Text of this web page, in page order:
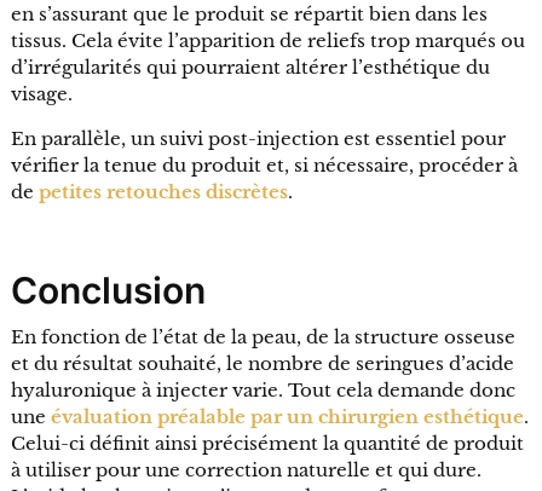
en s’assurant que le produit se répartit bien dans les
tissus. Cela évite l’apparition de reliefs trop marqués ou
d’irrégularités qui pourraient altérer l’esthétique du
visage.
En parallèle, un suivi post-injection est essentiel pour
vérifier la tenue du produit et, si nécessaire, procéder à
de petites retouches discrètes.
Conclusion
En fonction de l’état de la peau, de la structure osseuse
et du résultat souhaité, le nombre de seringues d’acide
hyaluronique à injecter varie. Tout cela demande donc
une évaluation préalable par un chirurgien esthétique.
Celui-ci définit ainsi précisément la quantité de produit
à utiliser pour une correction naturelle et qui dure.